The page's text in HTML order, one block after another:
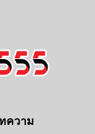
ความ